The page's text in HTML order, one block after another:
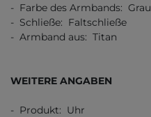
- Farbe des Armbands: Grau
- Schließe: Faltschließe
- Armband aus: Titan
WEITERE ANGABEN
- Produkt: Uhr